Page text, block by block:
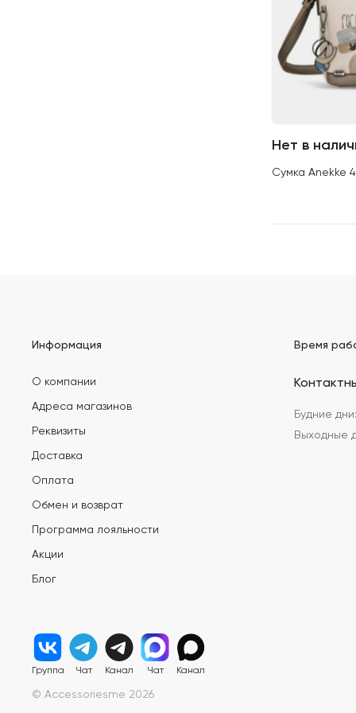
Нет в
Сумка Anekke
Информация
О компании
Адреса магазинов
Реквизиты
Доставка
Оплата
Обмен и возврат
Программа лояльности
Акции
Блог
Время
Будние
Выходные
Группа Чат Канал Чат Канал
© Accessoriesme 2026